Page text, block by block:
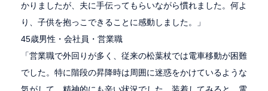
かりましたが、夫に手伝ってもらいながら慣れました。何よ
り、子供を抱っこできることに感動しました。」
45歳男性・会社員・営業職
「営業職で外回りが多く、従来の松葉杖では電車移動が困難
でした。特に階段の昇降時は周囲に迷惑をかけているような